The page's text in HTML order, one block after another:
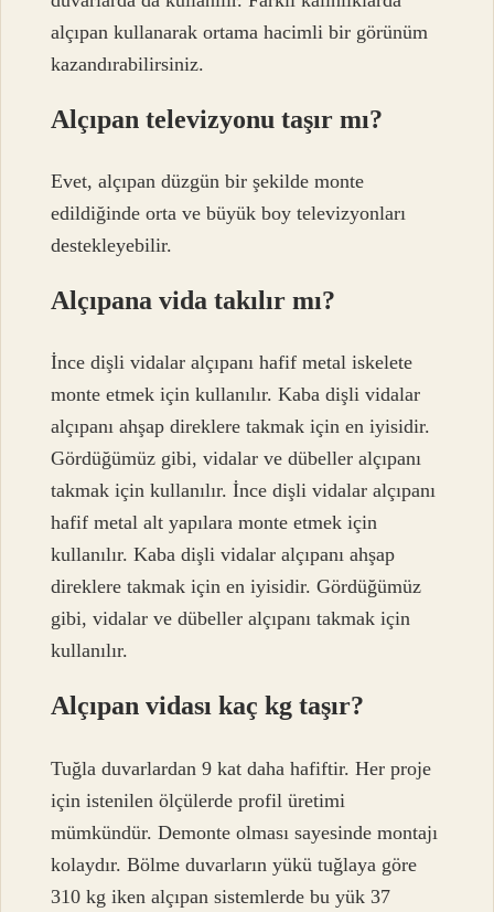
alçıpan kullanarak ortama hacimli bir görünüm
kazandırabilirsiniz.
Alçıpan televizyonu taşır mı?
Evet, alçıpan düzgün bir şekilde monte
edildiğinde orta ve büyük boy televizyonları
destekleyebilir.
Alçıpana vida takılır mı?
İnce dişli vidalar alçıpanı hafif metal iskelete
monte etmek için kullanılır. Kaba dişli vidalar
alçıpanı ahşap direklere takmak için en iyisidir.
Gördüğümüz gibi, vidalar ve dübeller alçıpanı
takmak için kullanılır. İnce dişli vidalar alçıpanı
hafif metal alt yapılara monte etmek için
kullanılır. Kaba dişli vidalar alçıpanı ahşap
direklere takmak için en iyisidir. Gördüğümüz
gibi, vidalar ve dübeller alçıpanı takmak için
kullanılır.
Alçıpan vidası kaç kg taşır?
Tuğla duvarlardan 9 kat daha hafiftir. Her proje
için istenilen ölçülerde profil üretimi
mümkündür. Demonte olması sayesinde montajı
kolaydır. Bölme duvarların yükü tuğlaya göre
310 kg iken alçıpan sistemlerde bu yük 37